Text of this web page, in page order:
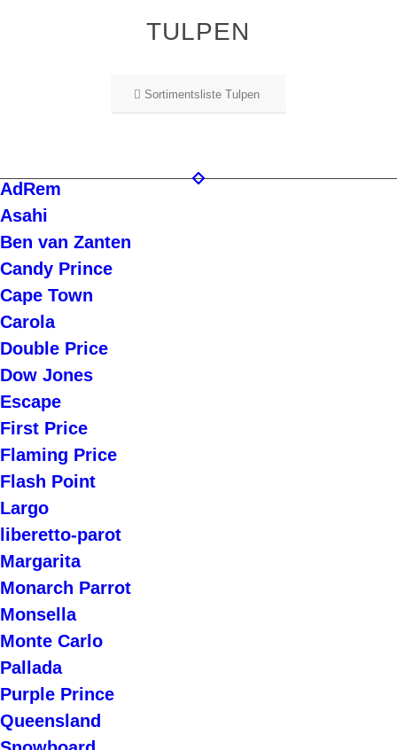
TULPEN
Sortimentsliste Tulpen
AdRem
Asahi
Ben van Zanten
Candy Prince
Cape Town
Carola
Double Price
Dow Jones
Escape
First Price
Flaming Price
Flash Point
Largo
liberetto-parot
Margarita
Monarch Parrot
Monsella
Monte Carlo
Pallada
Purple Prince
Queensland